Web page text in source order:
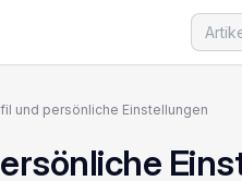
und persönliche Einstellungen